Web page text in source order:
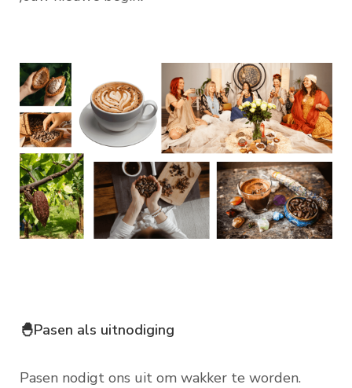
🐣Pasen als uitnodiging
Pasen nodigt ons uit om wakker te worden.